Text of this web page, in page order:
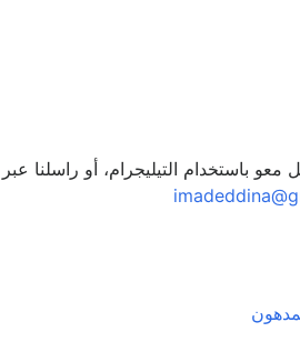
باستخدام التيليجرام، أو راسلنا عبر